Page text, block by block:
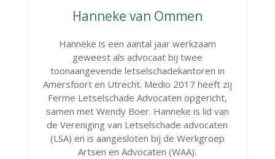
Hanneke van Ommen
Hanneke is een aantal jaar werkzaam
geweest als advocaat bij twee
toonaangevende letselschadekantoren in
Amersfoort en Utrecht. Medio 2017 heeft zij
Ferme Letselschade Advocaten opgericht,
samen met Wendy Boer. Hanneke is lid van
de Vereniging van Letselschade advocaten
(LSA) en is aangesloten bij de Werkgroep
Artsen en Advocaten (WAA).